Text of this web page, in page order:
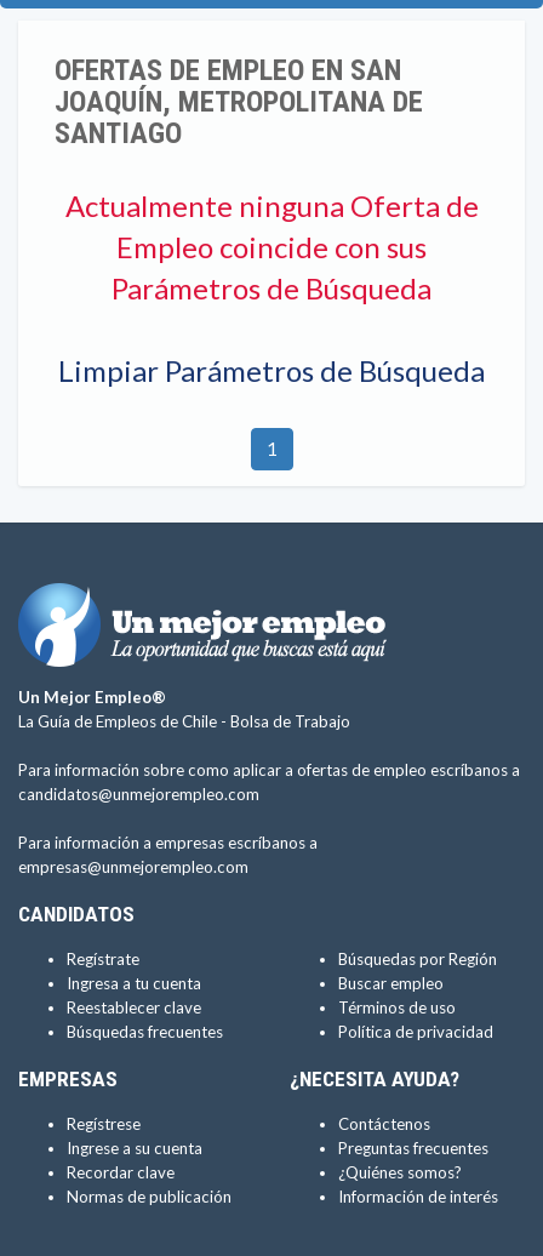
OFERTAS DE EMPLEO EN SAN
JOAQUÍN, METROPOLITANA DE
SANTIAGO
Actualmente ninguna Oferta de
Empleo coincide con sus
Parámetros de Búsqueda
Limpiar Parámetros de Búsqueda
1
Un Mejor Empleo®
La Guía de Empleos de Chile - Bolsa de Trabajo
Para información sobre como aplicar a ofertas de empleo escríbanos a
candidatos@unmejorempleo.com
Para información a empresas escríbanos a
empresas@unmejorempleo.com
CANDIDATOS
Regístrate
Ingresa a tu cuenta
Reestablecer clave
Búsquedas frecuentes
Búsquedas por Región
Buscar empleo
Términos de uso
Política de privacidad
EMPRESAS
Regístrese
Ingrese a su cuenta
Recordar clave
Normas de publicación
¿NECESITA AYUDA?
Contáctenos
Preguntas frecuentes
¿Quiénes somos?
Información de interés